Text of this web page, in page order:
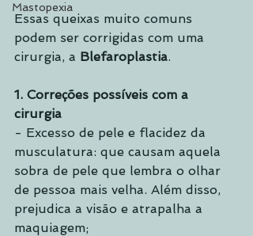
Mastopexia
Essas queixas muito comuns
podem ser corrigidas com uma
cirurgia, a Blefaroplastia.
1. Correções possíveis com a
cirurgia
- Excesso de pele e flacidez da
musculatura: que causam aquela
sobra de pele que lembra o olhar
de pessoa mais velha. Além disso,
prejudica a visão e atrapalha a
maquiagem;